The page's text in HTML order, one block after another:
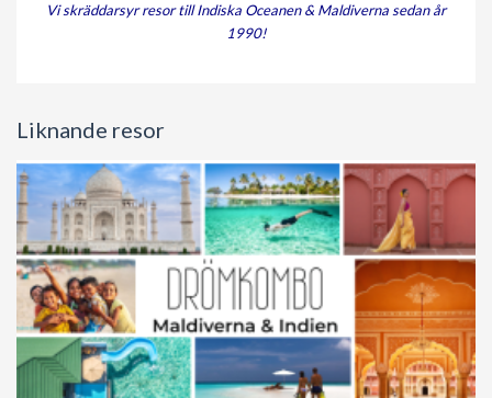
Vi skräddarsyr resor till Indiska Oceanen & Maldiverna sedan år
1990!
Liknande resor